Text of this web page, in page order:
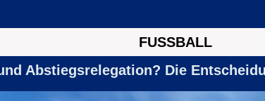
FUSSBALL
Abstiegsrelegation? Die